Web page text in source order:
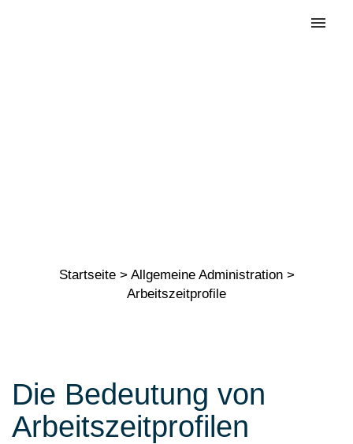
Startseite > Allgemeine Administration >
Arbeitszeitprofile
Die Bedeutung von
Arbeitszeitprofilen